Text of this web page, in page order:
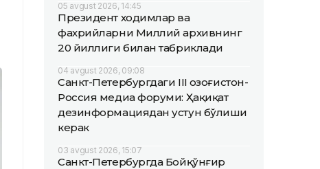
05 avgust 2026, 14:45
Президент ходимлар ва
фахрийларни Миллий архивнинг
20 йиллиги билан табриклади
04 avgust 2026, 09:08
Санкт-Петербургдаги III Қозоғистон-
Россия медиа форуми: Ҳақиқат
дезинформациядан устун бўлиши
керак
03 avgust 2026, 15:07
Санкт-Петербургда Бойқўнғир